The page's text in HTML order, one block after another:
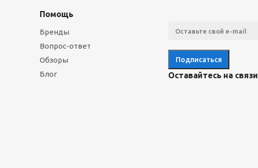
Помощь
Бренды
Вопрос-ответ
Обзоры
Блог
Оставайтесь на связи